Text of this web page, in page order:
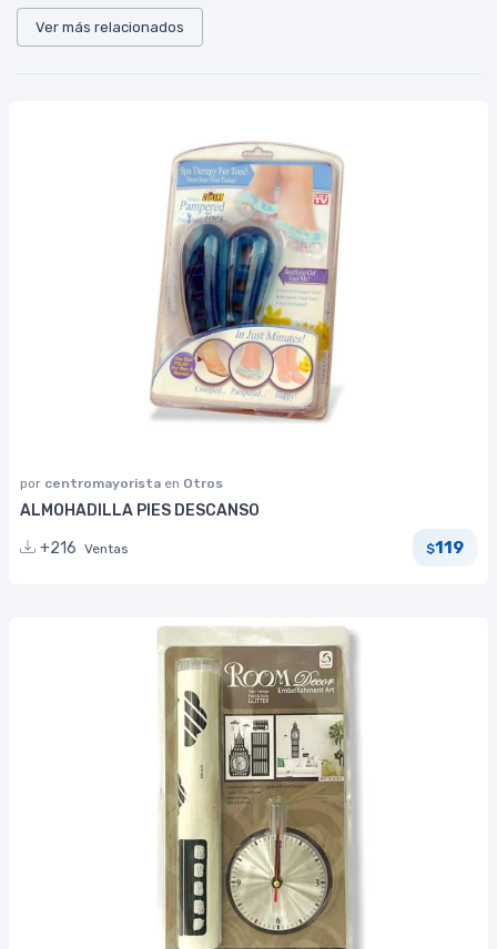
Ver más relacionados
por centromayorista en Otros
ALMOHADILLA PIES DESCANSO
+216 Ventas $119